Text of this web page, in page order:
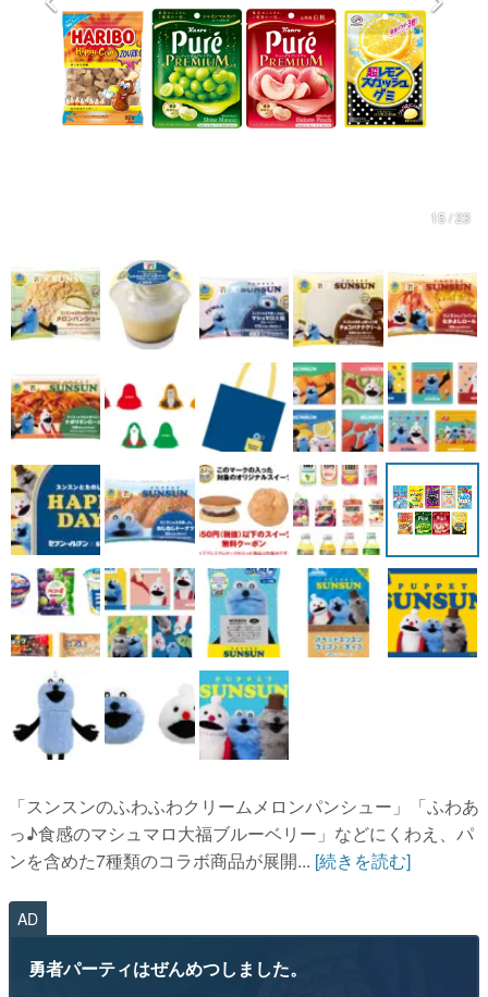
特集記事
マンガ
女性向け
運営：株式会社マレ
15 / 23
「スンスンのふわふわクリームメロンパンシュー」「ふわあ
っ♪食感のマシュマロ大福ブルーベリー」などにくわえ、パ
ンを含めた7種類のコラボ商品が展開... [続きを読む]
AD
勇者パーティはぜんめつしました。